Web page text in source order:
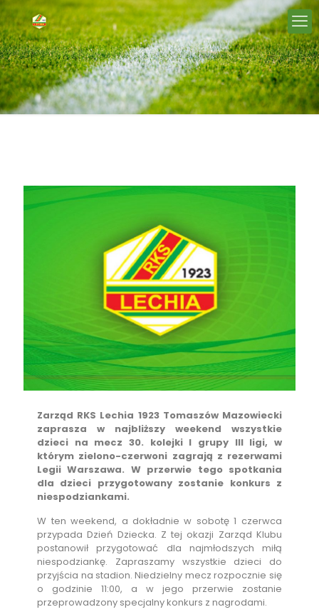
Zarząd RKS Lechia 1923 Tomaszów Mazowiecki
zaprasza w najbliższy weekend wszystkie
dzieci na mecz 30. kolejki I grupy III ligi, w
którym zielono-czerwoni zagrają z rezerwami
Legii Warszawa. W przerwie tego spotkania
dla dzieci przygotowany zostanie konkurs z
niespodziankami.
W ten weekend, a dokładnie w sobotę 1 czerwca
przypada Dzień Dziecka. Z tej okazji Zarząd Klubu
postanowił przygotować dla najmłodszych miłą
niespodziankę. Zapraszamy wszystkie dzieci do
przyjścia na stadion. Niedzielny mecz rozpocznie się
o godzinie 11:00, a w jego przerwie zostanie
przeprowadzony specjalny konkurs z nagrodami.